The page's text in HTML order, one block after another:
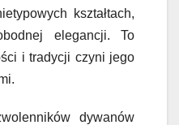
kształtach,
elegancji. To
i tradycji czyni jego
dywanów